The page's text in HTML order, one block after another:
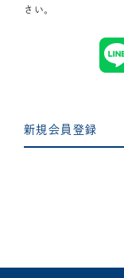
さい。
新規会員登録